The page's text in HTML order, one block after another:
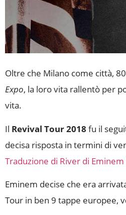
Oltre che Milano come città,
Expo, la loro vita rallentò per
vita.
Il Revival Tour 2018 fu il
decisa risposta in termini di
Traduzione di River di
Eminem decise che era
Tour in ben 9 tappe europee,